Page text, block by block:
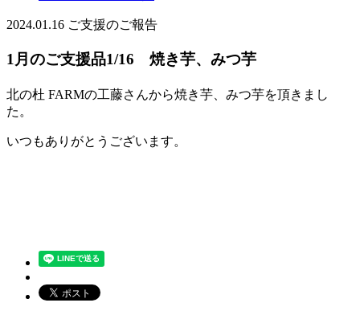
2024.01.16 ご支援のご報告
1月のご支援品1/16 焼き芋、みつ芋
北の杜 FARMの工藤さんから焼き芋、みつ芋を頂きまし
た。
いつもありがとうございます。